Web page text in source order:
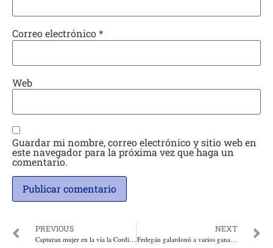
Correo electrónico*
Web
Guardar mi nombre, correo electrónico y sitio web en
este navegador para la próxima vez que haga un
comentario.
PREVIOUS
Capturan mujer en la vía la Cordialidad en un bus de servicio público con 4 kilos de marihuana
NEXT
Fedegán galardonó a varios ganaderos durante celebración de los 50 años del Comité de Ganaderos del Huila